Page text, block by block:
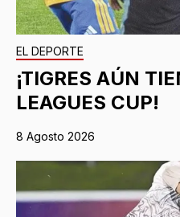
EL DEPORTE
¡TIGRES AÚN
LEAGUES CUP!
8 Agosto 2026